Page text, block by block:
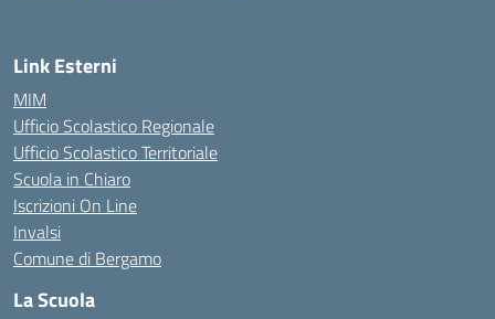
Link Esterni
MIM
Ufficio Scolastico Regionale
Ufficio Scolastico Territoriale
Scuola in Chiaro
Iscrizioni On Line
Invalsi
Comune di Bergamo
La Scuola